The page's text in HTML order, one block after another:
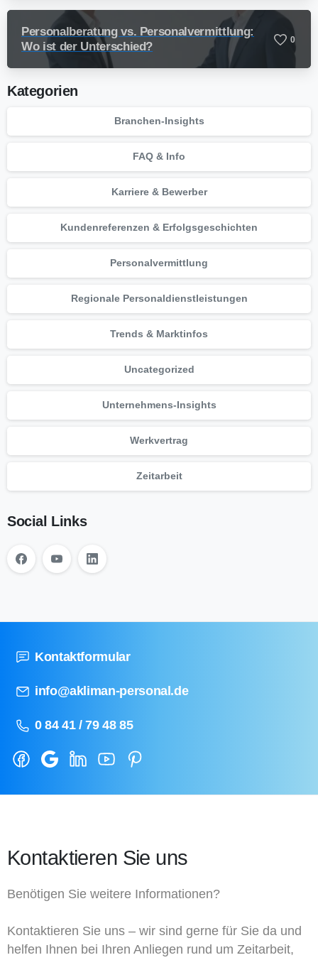
Personalberatung vs. Personalvermittlung:
Wo ist der Unterschied?
0
Kategorien
Branchen-Insights
FAQ & Info
Karriere & Bewerber
Kundenreferenzen & Erfolgsgeschichten
Personalvermittlung
Regionale Personaldienstleistungen
Trends & Marktinfos
Uncategorized
Unternehmens-Insights
Werkvertrag
Zeitarbeit
Social Links
Kontaktformular
info@akliman-personal.de
0 84 41 / 79 48 85
Kontaktieren Sie uns
Benötigen Sie weitere Informationen?
Kontaktieren Sie uns – wir sind gerne für Sie da und
helfen Ihnen bei Ihren Anliegen rund um Zeitarbeit,